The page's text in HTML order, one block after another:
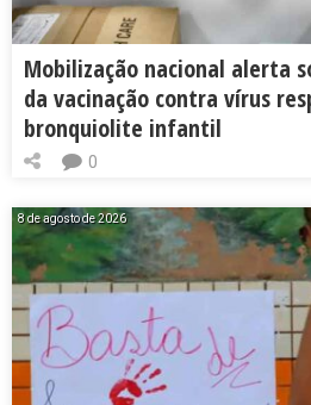
Mobilização nacional alerta
da vacinação contra vírus
bronquiolite infantil
0
8 de agosto de 2026